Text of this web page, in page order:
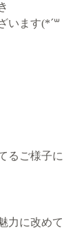
す(*´꒳
るご様子に
力に改めて